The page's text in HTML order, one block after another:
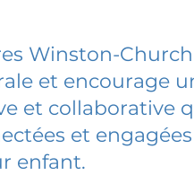
Winston-
et encourage
et collaborative
et
enfant.